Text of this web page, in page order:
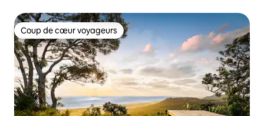
Coup de cœur voyageurs
Coup de cœur voyageurs